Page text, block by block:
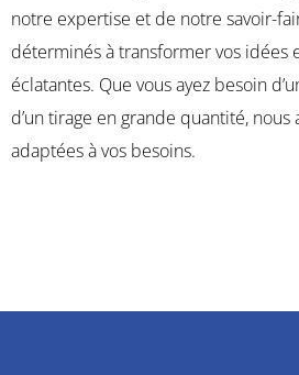
notre expertise et de notre savoir-
déterminés à transformer vos idées
éclatantes. Que vous ayez besoin
d’un tirage en grande quantité, nous
adaptées à vos besoins.